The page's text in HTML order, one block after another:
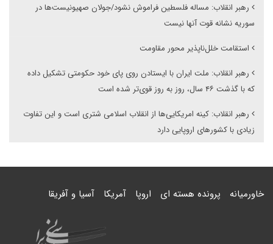
رهبر انقلاب: مساله فلسطین فراموش نشود/جولان صهیونیست‌ها در
سوریه نشانه قوت آنها نیست
استقامت خلل‌ناپذیر محور مقاومت
رهبر انقلاب: ملت ایران با ایستادن روی پای خود حکومتی تشکیل داده
که با گذشت ۴۶ سال، روز به روز قوی‌تر شده است
رهبر انقلاب: کینه امریکایی‌ها از انقلاب اسلامی شتری است و این تفاوت
زیادی با کشورهای اروپایی دارد
خاورمیانه پرونده هسته ای اروپا آمریکا آسیا و آفریقا